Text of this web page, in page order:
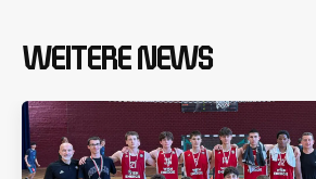
WEITERE NEWS